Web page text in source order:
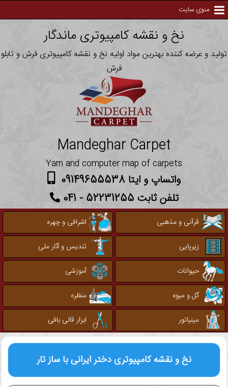
منوی سایت
نخ و نقشه کامپیوتری ماندگار
تولید و عرضه کننده بهترین مواد اولیه نخ و نقشه کامپیوتری فرش و تابلو
فرش
Mandeghar Carpet
Yarn and computer map of carpets
واتساپ و ایتا 09149655538
تلفن ثابت 52231255 - 041
قرآنی و مذهبی
اشرافی و چهره
زیرپایی
تندیس و آثار ملی
حیوانات
آموزشی
گل و میوه
منظره
مینیاتور
ابزار قالی بافی
نخ و نقشه کامپیوتریدختر ایرانی با ساز تار